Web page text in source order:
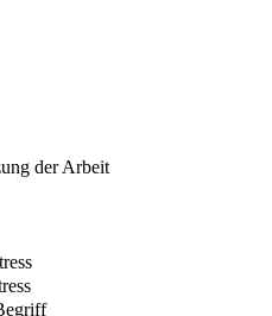
der Arbeit